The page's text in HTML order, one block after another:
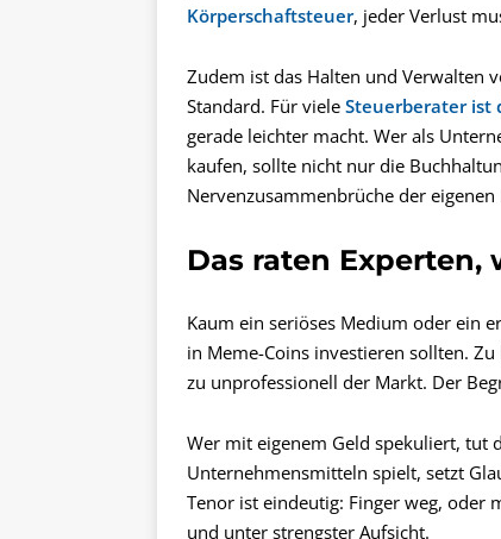
Körperschaftsteuer, jeder Verlust
Zudem ist das Halten und Verwalten
Standard. Für viele Steuerberater ist
gerade leichter macht. Wer als
kaufen, sollte nicht nur die
Nervenzusammenbrüche der
Das raten Experten,
Kaum ein seriöses Medium oder ein
in Meme-Coins investieren sollten. Zu
zu unprofessionell der Markt. Der
Wer mit eigenem Geld spekuliert, tut
Unternehmensmitteln spielt, setzt
Tenor ist eindeutig: Finger weg, oder
und unter strengster Aufsicht.